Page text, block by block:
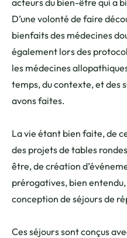
D’une volonté de faire
bienfaits des médecines
également lors des
les médecines
temps, du contexte, et des
avons faites.
La vie étant bien faite, de
des projets de tables
être, de création
prérogatives, bien
conception de séjours de
Ces séjours sont conçus